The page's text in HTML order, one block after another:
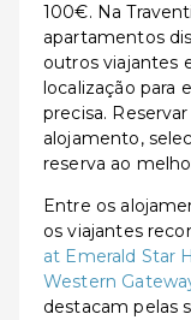
100€. Na
apartamentos
outros viajantes
localização para
precisa.
alojamento,
reserva ao
Entre os
os viajantes
at Emerald Star
Western
destacam pelas